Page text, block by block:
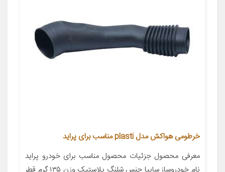
خرطومی هواکش مدل plasti مناسب برای پراید
معرفی محصول جزئیات محصول مناسب برای خودرو پراید